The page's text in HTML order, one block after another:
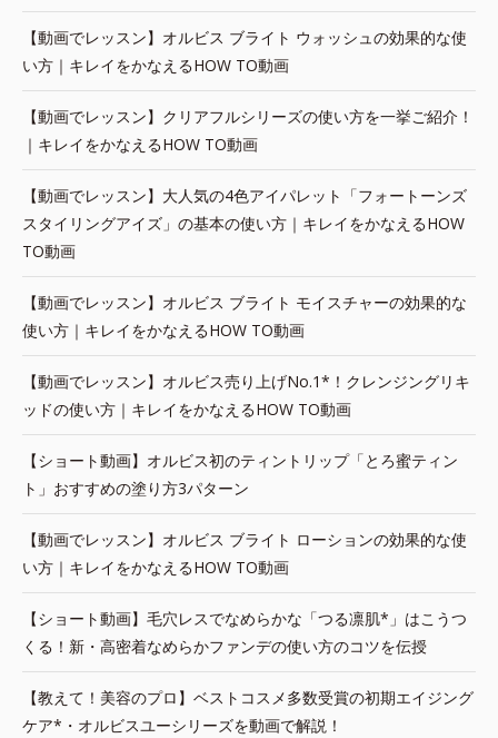
【動画でレッスン】オルビス ブライト ウォッシュの効果的な使
い方｜キレイをかなえるHOW TO動画
【動画でレッスン】クリアフルシリーズの使い方を一挙ご紹介！
｜キレイをかなえるHOW TO動画
【動画でレッスン】大人気の4色アイパレット「フォートーンズ
スタイリングアイズ」の基本の使い方｜キレイをかなえるHOW
TO動画
【動画でレッスン】オルビス ブライト モイスチャーの効果的な
使い方｜キレイをかなえるHOW TO動画
【動画でレッスン】オルビス売り上げNo.1*！クレンジングリキ
ッドの使い方｜キレイをかなえるHOW TO動画
【ショート動画】オルビス初のティントリップ「とろ蜜ティン
ト」おすすめの塗り方3パターン
【動画でレッスン】オルビス ブライト ローションの効果的な使
い方｜キレイをかなえるHOW TO動画
【ショート動画】毛穴レスでなめらかな「つる凛肌*」はこうつ
くる！新・高密着なめらかファンデの使い方のコツを伝授
【教えて！美容のプロ】ベストコスメ多数受賞の初期エイジング
ケア*・オルビスユーシリーズを動画で解説！